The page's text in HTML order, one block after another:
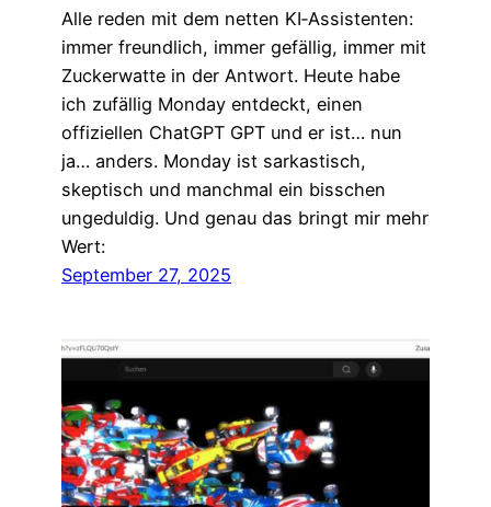
Alle reden mit dem netten KI‑Assistenten:
immer freundlich, immer gefällig, immer mit
Zuckerwatte in der Antwort. Heute habe
ich zufällig Monday entdeckt, einen
offiziellen ChatGPT GPT und er ist… nun
ja… anders. Monday ist sarkastisch,
skeptisch und manchmal ein bisschen
ungeduldig. Und genau das bringt mir mehr
Wert:
September 27, 2025